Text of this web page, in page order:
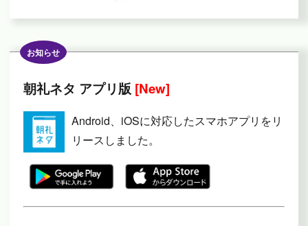
お知らせ
朝礼ネタ アプリ版 [New]
Android、iOSに対応したスマホアプリをリ
リースしました。